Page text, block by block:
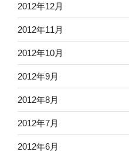
2012年12月
2012年11月
2012年10月
2012年9月
2012年8月
2012年7月
2012年6月